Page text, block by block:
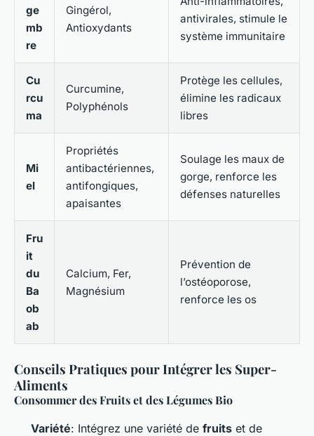
ge
mb
re
Gingérol,
Antioxydants
antivirales, stimule le
système immunitaire
Cu
rcu
ma
Curcumine,
Polyphénols
Protège les cellules,
élimine les radicaux
libres
Mi
el
Propriétés
antibactériennes,
antifongiques,
apaisantes
Soulage les maux de
gorge, renforce les
défenses naturelles
Fru
it
du
Ba
ob
ab
Calcium, Fer,
Magnésium
Prévention de
l’ostéoporose,
renforce les os
Conseils Pratiques pour Intégrer les Super-
Aliments
Consommer des Fruits et des Légumes Bio
Variété: Intégrez une variété de fruits et de